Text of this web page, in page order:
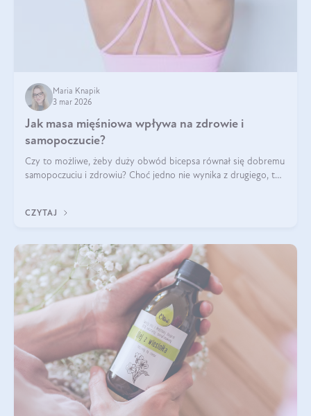
Maria Knapik
3 mar 2026
Jak masa mięśniowa wpływa na zdrowie i
samopoczucie?
Czy to możliwe, żeby duży obwód bicepsa równał się dobremu
samopoczuciu i zdrowiu? Choć jedno nie wynika z drugiego, to
wyjaśnimy.
CZYTAJ